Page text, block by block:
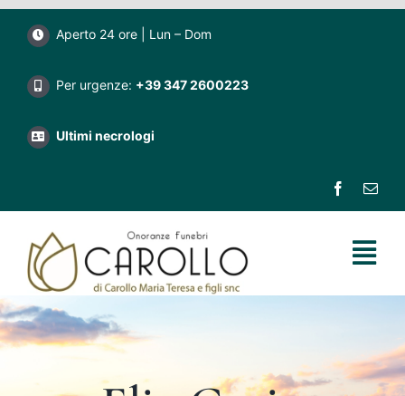
Salta
contenuto
Aperto 24 ore | Lun – Dom
Per urgenze: +39 347 2600223
Ultimi necrologi
Home